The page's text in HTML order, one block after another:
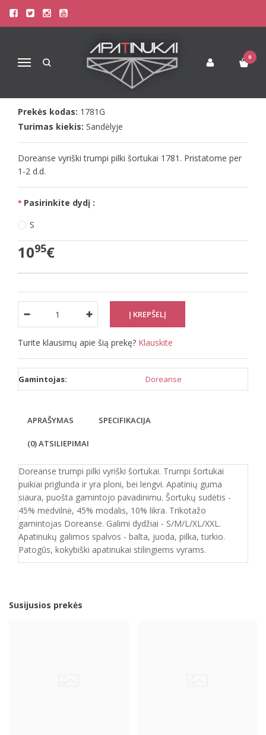
Navigacija
0
Pagrindinis Apatinis Trikotažas Vyrams
Doreanse vyriški pilki šortukai 1781
DOREANSE VYRIŠKI PILKI ŠORTUKAI
Prekės kodas: 1781G
Turimas kiekis: Sandėlyje
Doreanse vyriški trumpi pilki šortukai 1781. Pristatome per
1-2 d.d.
Pasirinkite dydį :
S
1095€
Turite klausimų apie šią prekę? Klauskite
Gamintojas: Doreanse
APRAŠYMAS SPECIFIKACIJA
(0) ATSILIEPIMAI
Doreanse trumpi pilki vyriški šortukai. Trumpi šortukai
puikiai priglunda ir yra ploni, bei lengvi. Apatinių guma
siaura, puošta gamintojo pavadinimu. Šortukų sudėtis -
45% medvilnė, 45% modalis, 10% likra. Trikotažo
gamintojas Doreanse. Galimi dydžiai - S/M/L/XL/XXL.
Apatinukų galimos spalvos - balta, juoda, pilka, turkio.
Patogūs, kokybiški apatinukai stilingiems vyrams.
Susijusios prekės